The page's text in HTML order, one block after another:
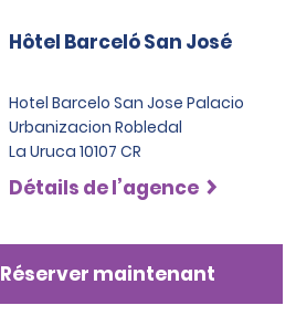
Hôtel Barceló San José
Hotel Barcelo San Jose Palacio
Urbanizacion Robledal
La Uruca 10107 CR
Détails de l’agence
Réserver maintenant